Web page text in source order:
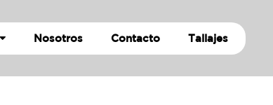
Nosotros Contacto Tallajes